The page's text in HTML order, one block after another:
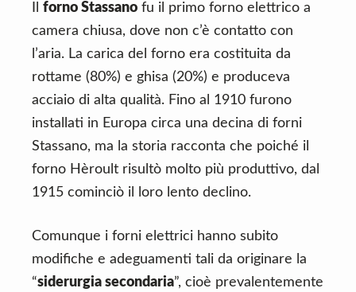
forno Stassano fu il primo forno elettrico a
camera chiusa, dove non c’è contatto con
l’aria. La carica del forno era costituita da
rottame (80%) e ghisa (20%) e produceva
acciaio di alta qualità. Fino al 1910 furono
installati in Europa circa una decina di forni
Stassano, ma la storia racconta che poiché il
forno Hèroult risultò molto più produttivo, dal
1915 cominciò il loro lento declino.
Comunque i forni elettrici hanno subito
modifiche e adeguamenti tali da originare la
“siderurgia secondaria”, cioè prevalentemente